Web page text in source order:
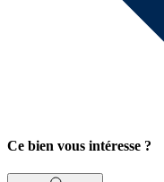
Ce bien vous intéresse ?